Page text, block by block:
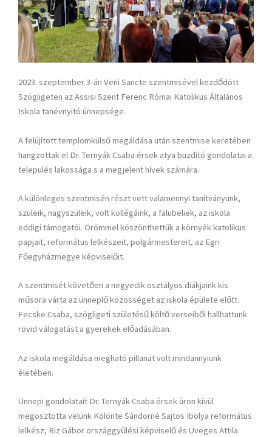
2023. szeptember 3-án Veni Sancte szentmisével kezdődött
Szögligeten az Assisi Szent Ferenc Római Katolikus Általános
Iskola tanévnyitó ünnepsége.
A felújított templomkülső megáldása után szentmise keretében
hangzottak el Dr. Ternyák Csaba érsek atya buzdító gondolatai a
település lakossága s a megjelent hívek számára.
A különleges szentmisén részt vett valamennyi tanítványunk,
szüleik, nagyszüleik, volt kollégáink, a falubeliek, az iskola
eddigi támogatói. Örömmel köszönthettük a környék katolikus
papjait, református lelkészeit, polgármestereit, az Egri
Főegyházmegye képviselőit.
A szentmisét követően a negyedik osztályos diákjaink kis
műsora várta az ünneplő közösséget az iskola épülete előtt.
Fecske Csaba, szögligeti születésű költő verseiből hallhattunk
rövid válogatást a gyerekek előadásában.
Az iskola megáldása megható pillanat volt mindannyiunk
életében.
Ünnepi gondolatait Dr. Ternyák Csaba érsek úron kívül
megosztotta velünk Kölönte Sándorné Sajtos Ibolya református
lelkész, Riz Gábor országgyűlési képviselő és Üveges Attila